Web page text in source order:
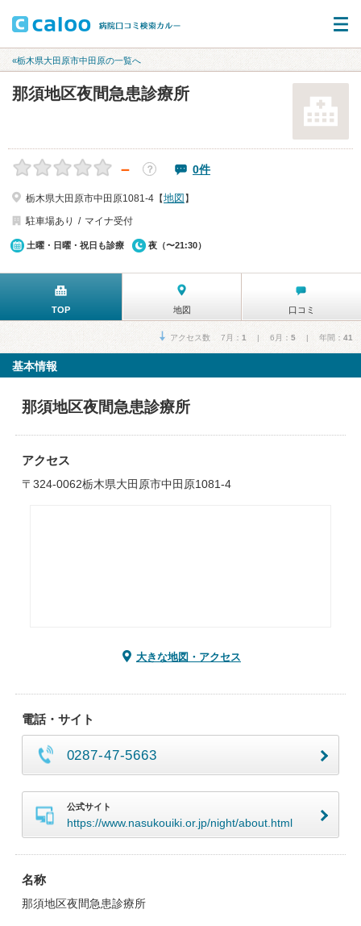
«栃木県大田原市中田原の一覧へ
那須地区夜間急患診療所
－ ？ 0件
栃木県大田原市中田原1081-4【地図 】
駐車場あり
マイナ受付
土曜・日曜・祝日も診療 夜（〜21:30）
TOP 地図 口コミ
アクセス数 7月： 1 | 6月： 5 | 年間： 41
基本情報
那須地区夜間急患診療所
アクセス
〒324-0062栃木県大田原市中田原1081-4
大きな地図・アクセス
電話・サイト
0287-47-5663
公式サイト
https://www.nasukouiki.or.jp/night/about.html
名称
那須地区夜間急患診療所